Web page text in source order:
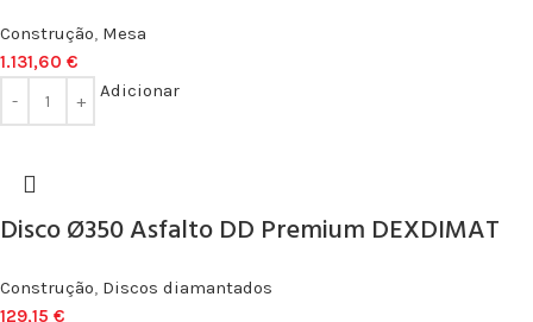
Construção, Mesa
1.131,60 €
Adicionar
Disco Ø350 Asfalto DD Premium DEXDIMAT
Construção, Discos diamantados
129,15 €